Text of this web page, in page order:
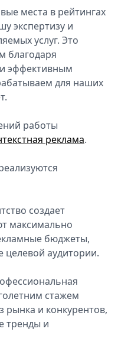
места в рейтингах
экспертизу и
услуг. Это
благодаря
эффективным
для наших
работы
реклама.
создает
максимально
бюджеты,
целевой аудитории.
стажем
рынка и конкурентов,
тренды и